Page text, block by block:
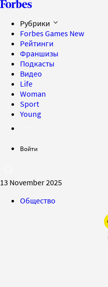
Рубрики
Forbes Games New
Рейтинги
Франшизы
Подкасты
Видео
Life
Woman
Sport
Young
Войти
13 November 2025
Общество